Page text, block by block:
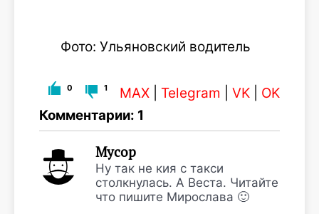
Фото: Ульяновский водитель
0 1 MAX Telegram VK
OK
Комментарии: 1
Мусор
Ну так не кия с такси
столкнулась. А Веста. Читайте
что пишите Мирослава 🙂